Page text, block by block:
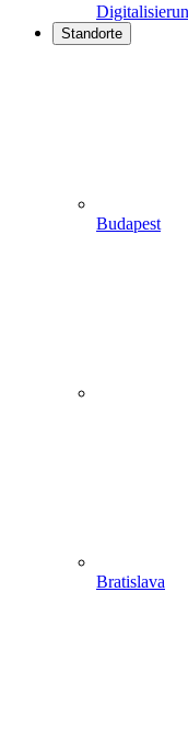
Standorte
Budapest
Bratislava